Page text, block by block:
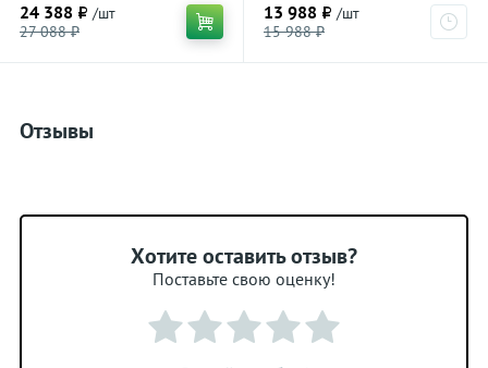
24 388 ₽ /шт
27 088 ₽
13 988 ₽ /шт
15 988 ₽
Отзывы
Хотите оставить отзыв?
Поставьте свою оценку!